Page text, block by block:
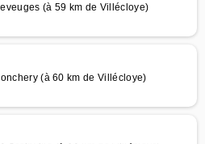
(à 59 km de Villécloye)
(à 60 km de Villécloye)